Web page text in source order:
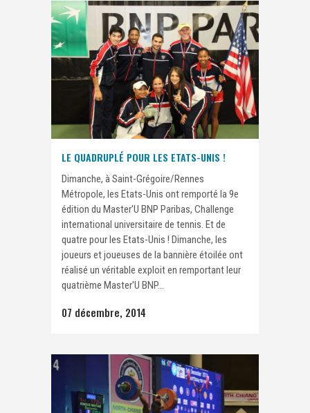
LE QUADRUPLÉ POUR LES ETATS-UNIS !
Dimanche, à Saint-Grégoire/Rennes
Métropole, les Etats-Unis ont remporté la 9e
édition du Master'U BNP Paribas, Challenge
international universitaire de tennis. Et de
quatre pour les Etats-Unis ! Dimanche, les
joueurs et joueuses de la bannière étoilée ont
réalisé un véritable exploit en remportant leur
quatrième Master'U BNP...
07 décembre, 2014